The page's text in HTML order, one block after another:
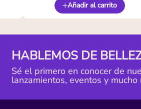
Añadir al carrito
HABLEMOS DE
Sé el primero en conocer de
lanzamientos, eventos y mucho